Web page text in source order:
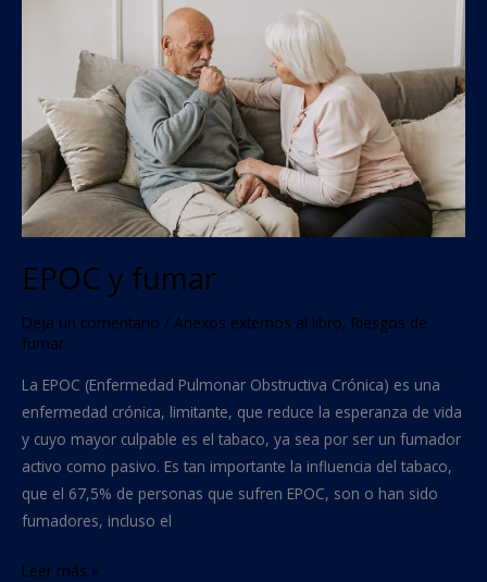
EPOC y fumar
Deja un comentario / Anexos externos al libro, Riesgos de
fumar
La EPOC (Enfermedad Pulmonar Obstructiva Crónica) es una
enfermedad crónica, limitante, que reduce la esperanza de vida
y cuyo mayor culpable es el tabaco, ya sea por ser un fumador
activo como pasivo. Es tan importante la influencia del tabaco,
que el 67,5% de personas que sufren EPOC, son o han sido
fumadores, incluso el
Leer más »